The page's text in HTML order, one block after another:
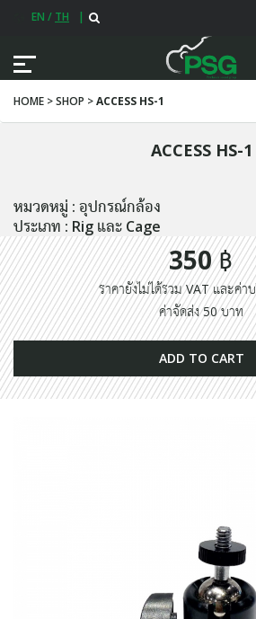
EN / TH |
HOME > SHOP >ACCESS HS-1
ACCESS HS-1
หมวดหมู่ : อุปกรณ์กล้อง
ประเภท : Rig และ Cage
350 ฿
ราคายังไม่ได้รวม VAT และค่า
ค่าจัดส่ง 50 บาท
ADD TO CART